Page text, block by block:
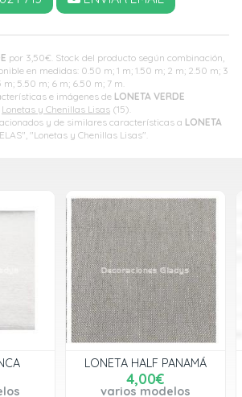
por 3,50€ . Stock del producto según combinación,
en medidas: 0.50 m; 1 m; 1.50 m; 2 m; 2.50 m; 3
5.50 m; 6 m; 6.50 m; 7 m.
e imágenes de LONETA VERDE
Lonetas y Chenillas Lisas (15).
y de similares características a LONETA
"Lonetas y Chenillas Lisas".
HALF PANAMÁ
varios modelos
LONETA
varios